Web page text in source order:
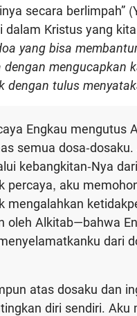
secara berlimpah”
dalam Kristus yang
yang bisa
dengan
dengan tulus
Engkau mengutus
semua dosa-
kebangkitan-Nya
percaya, aku
mengalahkan
oleh Alkitab—bahwa
dari
atas dosaku dan
diri sendiri.